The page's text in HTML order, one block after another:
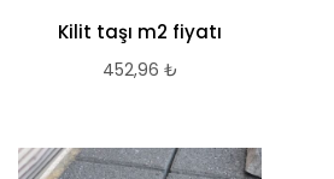
Kilit taşı m2 fiyatı
452,96 ₺